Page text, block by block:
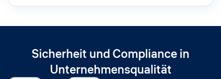
Sicherheit und Compliance in
Unternehmensqualität